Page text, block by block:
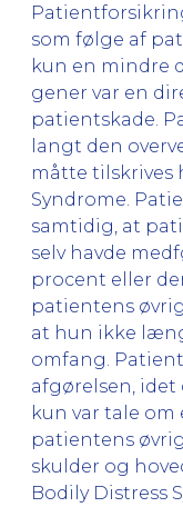
som følge af
kun en mindre
gener var en
patientskade.
langt den
måtte tilskrives
Syndrome.
samtidig, at
selv havde
procent eller
patientens
at hun ikke
omfang.
afgørelsen,
kun var tale
patientens
skulder og
Bodily Distress